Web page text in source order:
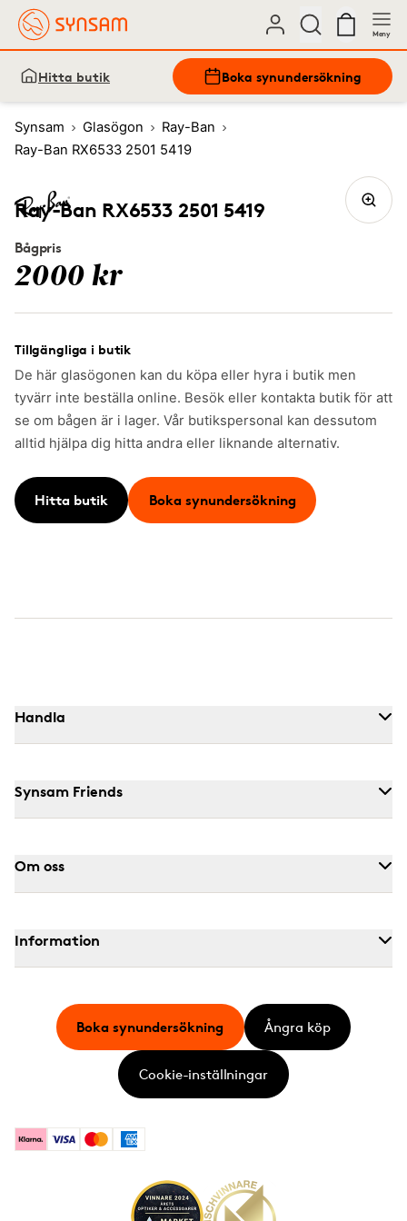
Meny
Hitta butik Boka synundersökning
Synsam Glasögon
Ray-Ban
Ray-Ban RX6533 2501 5419
Ray-Ban RX6533 2501 5419
Bågpris
2000 kr
Tillgängliga i butik
De här glasögonen kan du köpa eller hyra i butik men
tyvärr inte beställa online. Besök eller kontakta butik för att
se om bågen är i lager. Vår butikspersonal kan dessutom
alltid hjälpa dig hitta andra eller liknande alternativ.
Hitta butik Boka synundersökning
Handla
Synsam Friends
Om oss
Information
KlarnaVisa MastercardAmerican Express
Boka synundersökning Ångra köp
Cookie-inställningar